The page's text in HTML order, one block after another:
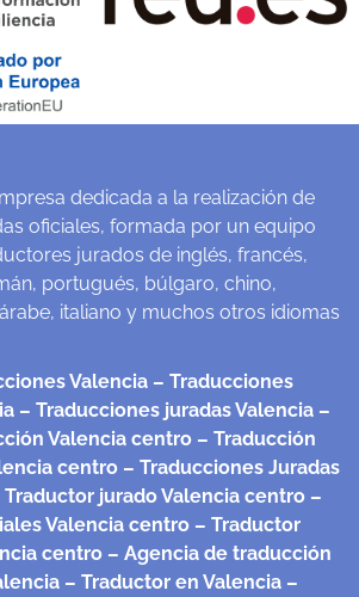
dedicada a la realización de
oficiales, formada por un equipo
jurados de inglés, francés,
portugués, búlgaro, chino,
italiano y muchos otros idiomas
Valencia – Traducciones
– Traducciones juradas Valencia –
Valencia centro – Traducción
centro – Traducciones Juradas
Traductor jurado Valencia centro –
Valencia centro – Traductor
centro – Agencia de traducción
– Traductor en Valencia –